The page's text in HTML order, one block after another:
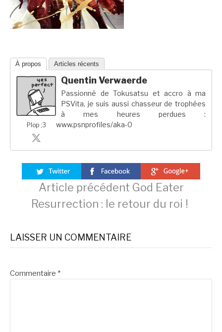
À propos Articles récents
Plop ;3
Quentin Verwaerde
Passionné de Tokusatsu et accro à ma
PSVita, je suis aussi chasseur de trophées
à mes heures perdues :
www.psnprofiles/aka-0
Lire
la
suite
Article précédent God Eater
Resurrection : le retour du roi !
LAISSER UN COMMENTAIRE
Commentaire *